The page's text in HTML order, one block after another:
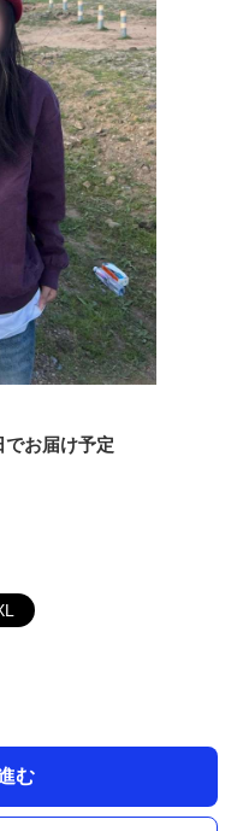
でお届け予定
む